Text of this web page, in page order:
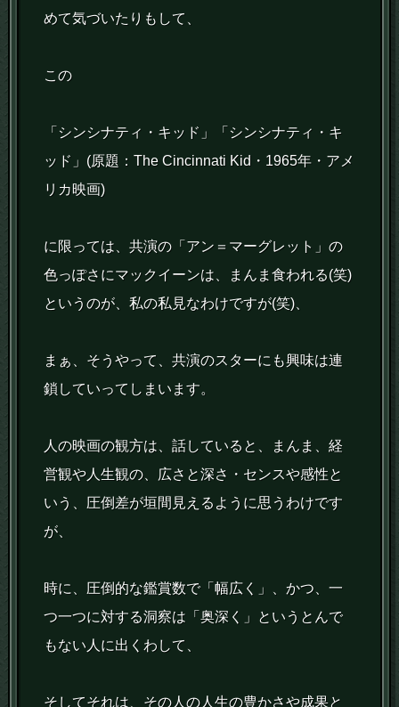
めて気づいたりもして、
この
「シンシナティ・キッド」「シンシナティ・キ
ッド」(原題：The Cincinnati Kid・1965年・アメ
リカ映画)
に限っては、共演の「アン＝マーグレット」の
色っぽさにマックイーンは、まんま食われる(笑)
というのが、私の私見なわけですが(笑)、
まぁ、そうやって、共演のスターにも興味は連
鎖していってしまいます。
人の映画の観方は、話していると、まんま、経
営観や人生観の、広さと深さ・センスや感性と
いう、圧倒差が垣間見えるように思うわけです
が、
時に、圧倒的な鑑賞数で「幅広く」、かつ、一
つ一つに対する洞察は「奥深く」というとんで
もない人に出くわして、
そしてそれは、その人の人生の豊かさや成果と